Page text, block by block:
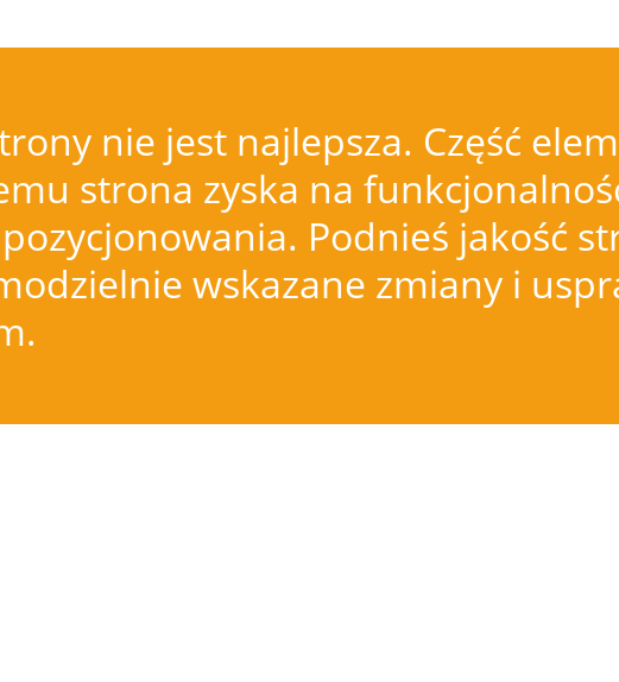
nie jest najlepsza. Część
strona zyska na
Podnieś jakość
wskazane zmiany i